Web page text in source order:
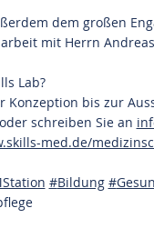
dem großen
mit Herrn
Lab?
Konzeption bis zur
schreiben Sie an
med.de/
#Bildung #